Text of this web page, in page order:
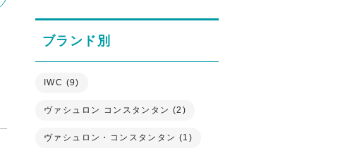
ブランド別
IWC (9)
ヴァシュロン コンスタンタン (2)
ヴァシュロン・コンスタンタン (1)